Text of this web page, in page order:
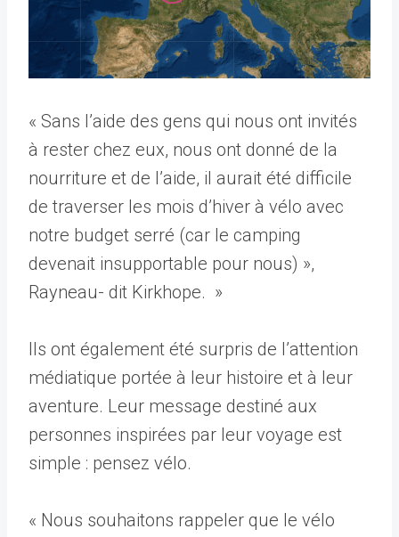
« Sans l’aide des gens qui nous ont invités
à rester chez eux, nous ont donné de la
nourriture et de l’aide, il aurait été difficile
de traverser les mois d’hiver à vélo avec
notre budget serré (car le camping
devenait insupportable pour nous) »,
Rayneau- dit Kirkhope. »
Ils ont également été surpris de l’attention
médiatique portée à leur histoire et à leur
aventure. Leur message destiné aux
personnes inspirées par leur voyage est
simple : pensez vélo.
« Nous souhaitons rappeler que le vélo